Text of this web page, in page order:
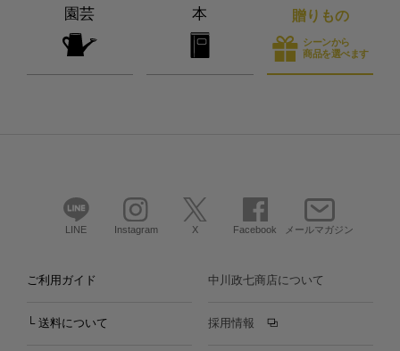
園芸 本 贈りもの
シーンから
商品を選べます
LINE Instagram X Facebook メールマガジン
ご利用ガイド
└ 送料について
中川政七商店について
採用情報